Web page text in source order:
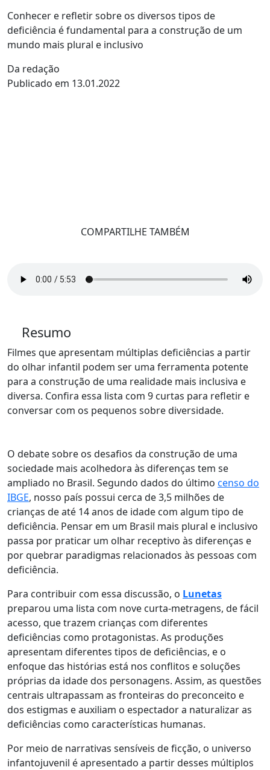
Conhecer e refletir sobre os diversos tipos de
deficiência é fundamental para a construção de um
mundo mais plural e inclusivo
Da redação
Publicado em 13.01.2022
COMPARTILHE TAMBÉM
Resumo
Filmes que apresentam múltiplas deficiências a partir
do olhar infantil podem ser uma ferramenta potente
para a construção de uma realidade mais inclusiva e
diversa. Confira essa lista com 9 curtas para refletir e
conversar com os pequenos sobre diversidade.
O debate sobre os desafios da construção de uma
sociedade mais acolhedora às diferenças tem se
ampliado no Brasil. Segundo dados do último censo do
IBGE, nosso país possui cerca de 3,5 milhões de
crianças de até 14 anos de idade com algum tipo de
deficiência. Pensar em um Brasil mais plural e inclusivo
passa por praticar um olhar receptivo às diferenças e
por quebrar paradigmas relacionados às pessoas com
deficiência.
Para contribuir com essa discussão, o Lunetas
preparou uma lista com nove curta-metragens, de fácil
acesso, que trazem crianças com diferentes
deficiências como protagonistas. As produções
apresentam diferentes tipos de deficiências, e o
enfoque das histórias está nos conflitos e soluções
próprias da idade dos personagens. Assim, as questões
centrais ultrapassam as fronteiras do preconceito e
dos estigmas e auxiliam o espectador a naturalizar as
deficiências como características humanas.
Por meio de narrativas sensíveis de ficção, o universo
infantojuvenil é apresentado a partir desses múltiplos